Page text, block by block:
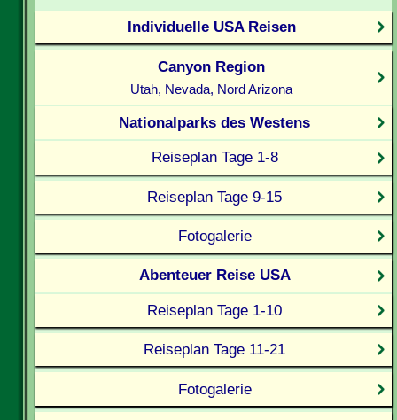
Individuelle USA Reisen
Canyon Region
Utah, Nevada, Nord Arizona
Nationalparks des Westens
Reiseplan Tage 1-8
Reiseplan Tage 9-15
Fotogalerie
Abenteuer Reise USA
Reiseplan Tage 1-10
Reiseplan Tage 11-21
Fotogalerie